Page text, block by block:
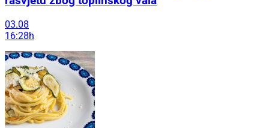
03.08
16:28h